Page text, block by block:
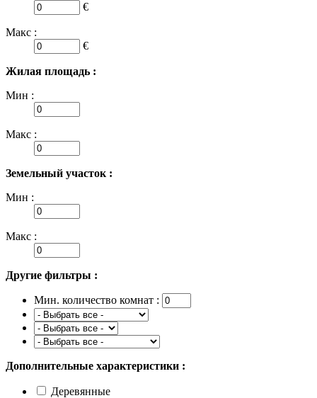
€
Макс :
€
Жилая площадь :
Мин :
Макс :
Земельный участок :
Мин :
Макс :
Другие фильтры :
Мин. количество комнат :
Дополнительные характеристики :
Деревянные